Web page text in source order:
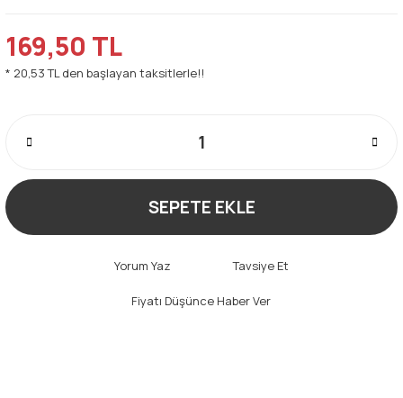
169,50 TL
* 20,53 TL den başlayan taksitlerle!!
SEPETE EKLE
Yorum Yaz Tavsiye Et
Fiyatı Düşünce Haber Ver